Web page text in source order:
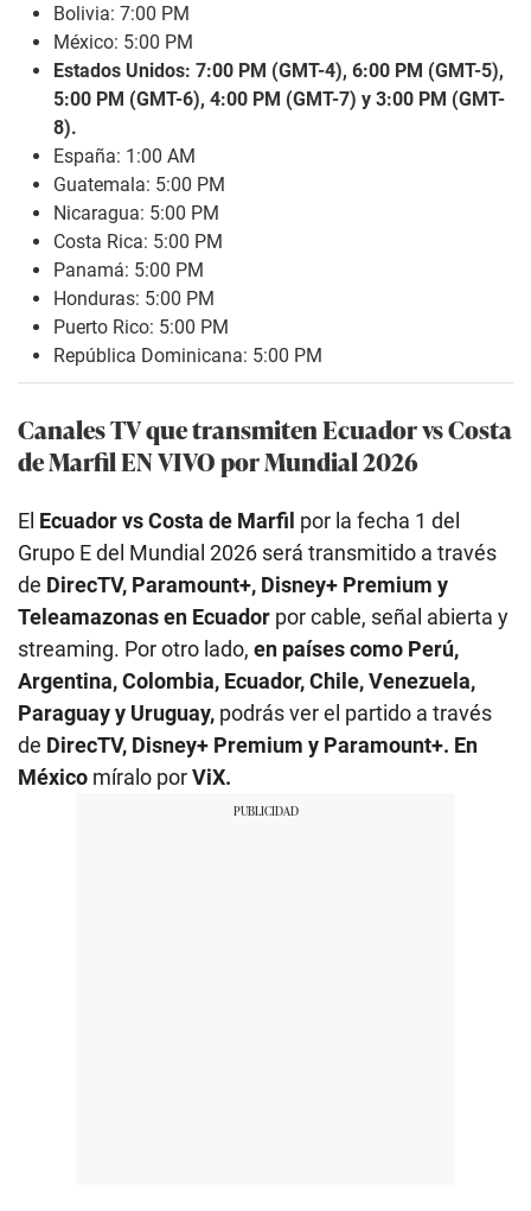
Bolivia: 7:00 PM
México: 5:00 PM
Estados Unidos: 7:00 PM (GMT-4), 6:00 PM (GMT-5),
5:00 PM (GMT-6), 4:00 PM (GMT-7) y 3:00 PM (GMT-
8).
España: 1:00 AM
Guatemala: 5:00 PM
Nicaragua: 5:00 PM
Costa Rica: 5:00 PM
Panamá: 5:00 PM
Honduras: 5:00 PM
Puerto Rico: 5:00 PM
República Dominicana: 5:00 PM
Canales TV que transmiten Ecuador vs Costa
de Marfil EN VIVO por Mundial 2026
El Ecuador vs Costa de Marfil por la fecha 1 del
Grupo E del Mundial 2026 será transmitido a través
de DirecTV, Paramount+, Disney+ Premium y
Teleamazonas en Ecuador por cable, señal abierta y
streaming. Por otro lado, en países como Perú,
Argentina, Colombia, Ecuador, Chile, Venezuela,
Paraguay y Uruguay, podrás ver el partido a través
de DirecTV, Disney+ Premium y Paramount+. En
México míralo porViX.